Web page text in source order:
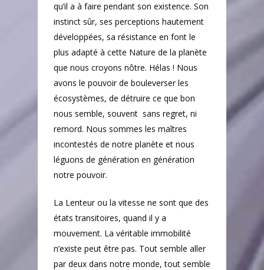
qu’il a à faire pendant son existence. Son
instinct sûr, ses perceptions hautement
développées, sa résistance en font le
plus adapté à cette Nature de la planète
que nous croyons nôtre. Hélas ! Nous
avons le pouvoir de bouleverser les
écosystèmes, de détruire ce que bon
nous semble, souvent sans regret, ni
remord. Nous sommes les maîtres
incontestés de notre planète et nous
léguons de génération en génération
notre pouvoir.
La Lenteur ou la vitesse ne sont que des
états transitoires, quand il y a
mouvement. La véritable immobilité
n’existe peut être pas. Tout semble aller
par deux dans notre monde, tout semble